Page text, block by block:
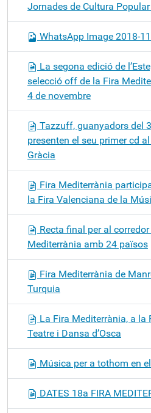
Jornades de Cultura
WhatsApp Image 2018-
La segona edició de
selecció off de la Fira
4 de novembre
Tazzuff, guanyadors del
presenten el seu primer cd
Gràcia
Fira Mediterrània
la Fira Valenciana de la
Recta final per al
Mediterrània amb 24 països
Fira Mediterrània de
Turquia
La Fira Mediterrània, a la
Teatre i Dansa d’Osca
Música per a tothom en
DATES 18a FIRA